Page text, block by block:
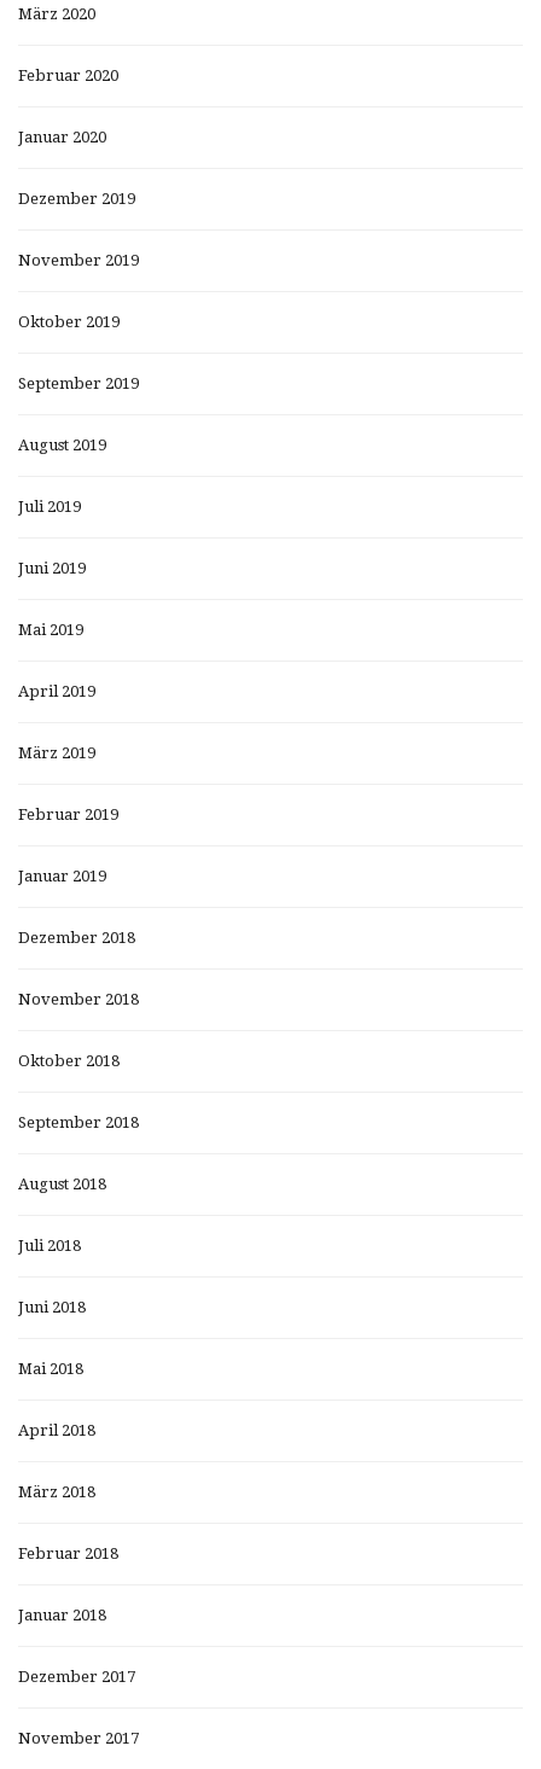
März 2020
Februar 2020
Januar 2020
Dezember 2019
November 2019
Oktober 2019
September 2019
August 2019
Juli 2019
Juni 2019
Mai 2019
April 2019
März 2019
Februar 2019
Januar 2019
Dezember 2018
November 2018
Oktober 2018
September 2018
August 2018
Juli 2018
Juni 2018
Mai 2018
April 2018
März 2018
Februar 2018
Januar 2018
Dezember 2017
November 2017